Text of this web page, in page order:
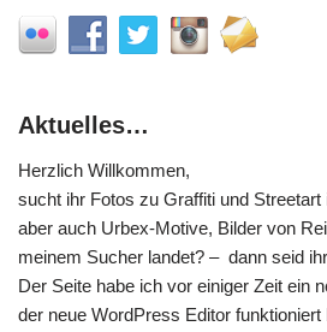
Aktuelles…
Herzlich Willkommen,
sucht ihr Fotos zu Graffiti und
aber auch Urbex-Motive, Bilder von
meinem Sucher landet? – dann seid
Der Seite habe ich vor einiger Zeit ein
der neue WordPress Editor funktioniert